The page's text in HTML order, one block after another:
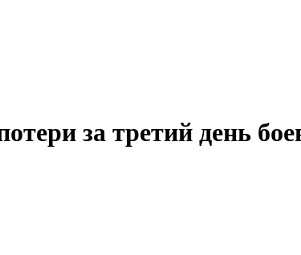
за третий день